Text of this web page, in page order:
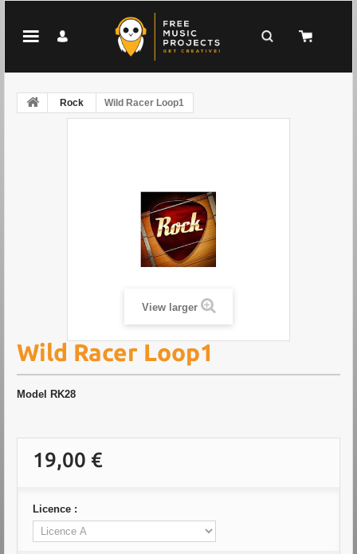
Rock Wild Racer Loop1
View larger
Wild Racer Loop1
Model RK28
19,00 €
Licence :